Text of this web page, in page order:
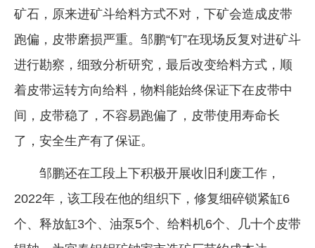
矿石，原来进矿斗给料方式不对，下矿会造成皮带
跑偏，皮带磨损严重。邹鹏“钉”在现场反复对进矿斗
进行勘察，细致分析研究，最后改变给料方式，顺
着皮带运转方向给料，物料能始终保证下在皮带中
间，皮带稳了，不容易跑偏了，皮带使用寿命长
了，安全生产有了保证。
邹鹏还在工段上下积极开展收旧利废工作，
2022年，该工段在他的组织下，修复细碎锁紧缸6
个、释放缸3个、油泵5个、给料机6个、几十个皮带